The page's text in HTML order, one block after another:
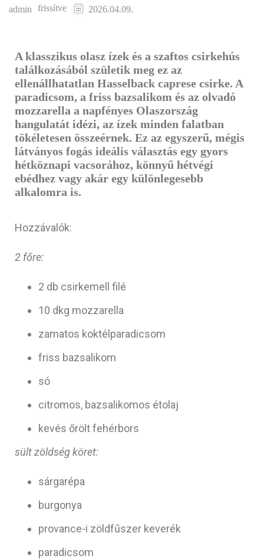
admin frissítve 2026.04.09.
A klasszikus olasz ízek és a szaftos csirkehús
találkozásából születik meg ez az
ellenállhatatlan Hasselback caprese csirke. A
paradicsom, a friss bazsalikom és az olvadó
mozzarella a napfényes Olaszország
hangulatát idézi, az ízek minden falatban
tökéletesen összeérnek. Ez az egyszerű, mégis
látványos fogás ideális választás egy gyors
hétköznapi vacsorához, könnyű hétvégi
ebédhez vagy akár egy különlegesebb
alkalomra is.
Hozzávalók:
2 főre:
2 db csirkemell filé
10 dkg mozzarella
zamatos koktélparadicsom
friss bazsalikom
só
citromos, bazsalikomos étolaj
kevés őrölt fehérbors
sült zöldség köret:
sárgarépa
burgonya
provance-i zöldfűszer keverék
paradicsom